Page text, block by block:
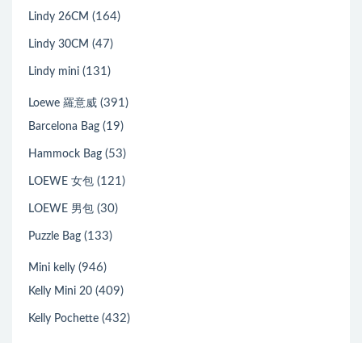
Lindy 26CM (164)
Lindy 30CM (47)
Lindy mini (131)
Loewe 羅意威 (391)
Barcelona Bag (19)
Hammock Bag (53)
LOEWE 女包 (121)
LOEWE 男包 (30)
Puzzle Bag (133)
Mini kelly (946)
Kelly Mini 20 (409)
Kelly Pochette (432)